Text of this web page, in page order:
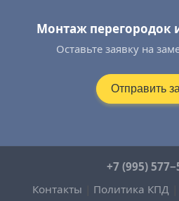
Монтаж перегородок
Оставьте заявку на
Отправить
+7 (995)
Контакты
Политика КПД